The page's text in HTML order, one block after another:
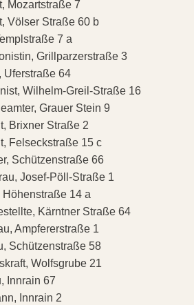
Mozartstraße 7
Völser Straße 60 b
7 a
Grillparzerstraße 3
64
Wilhelm-Greil-Straße 16
Grauer Stein 9
Brixner Straße 2
Felseckstraße 15 c
Schützenstraße 66
Josef-Pöll-Straße 1
14 a
Kärntner Straße 64
Ampfererstraße 1
Schützenstraße 58
Wolfsgrube 21
Innrain 67
Innrain 2